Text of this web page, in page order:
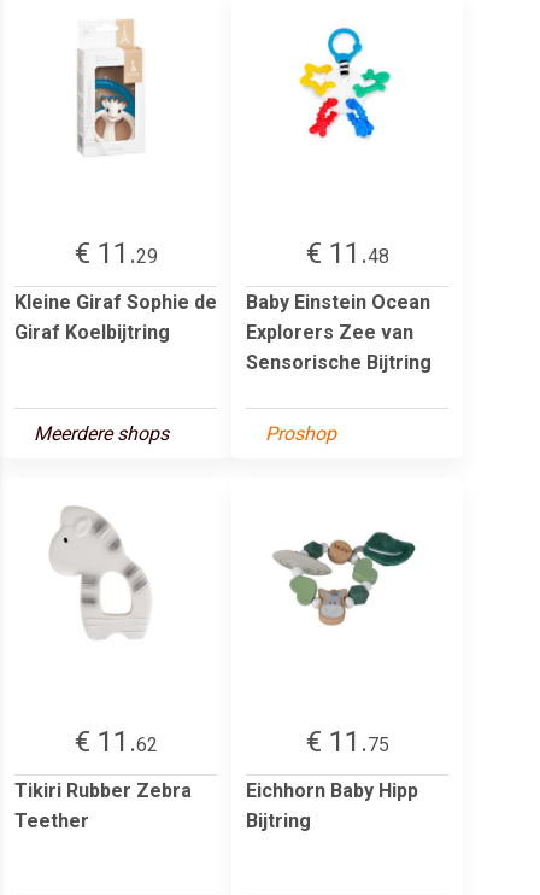
€ 11.29
Kleine Giraf Sophie de
Giraf Koelbijtring
Meerdere shops
€ 11.48
Baby Einstein Ocean
Explorers Zee van
Sensorische Bijtring
Proshop
€ 11.62
Tikiri Rubber Zebra
Teether
€ 11.75
Eichhorn Baby Hipp
Bijtring